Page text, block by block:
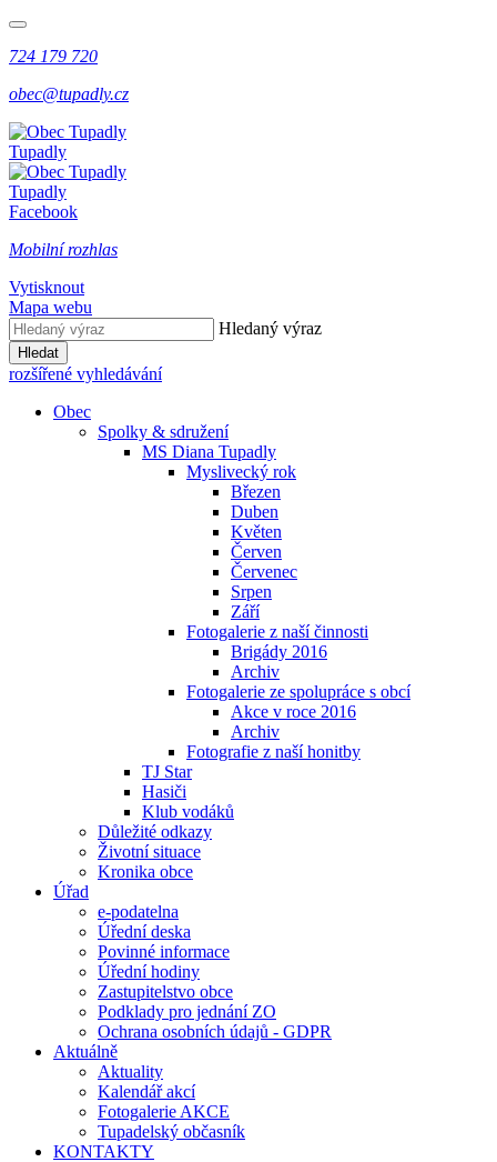
724 179 720
obec@tupadly.cz
Tupadly
Tupadly
Facebook
Mobilní rozhlas
Vytisknout
Mapa webu
Hledaný výraz
Hledat
rozšířené vyhledávání
Obec
Spolky & sdružení
MS Diana Tupadly
Myslivecký rok
Březen
Duben
Květen
Červen
Červenec
Srpen
Září
Fotogalerie z naší činnosti
Brigády 2016
Archiv
Fotogalerie ze spolupráce s obcí
Akce v roce 2016
Archiv
Fotografie z naší honitby
TJ Star
Hasiči
Klub vodáků
Důležité odkazy
Životní situace
Kronika obce
Úřad
e-podatelna
Úřední deska
Povinné informace
Úřední hodiny
Zastupitelstvo obce
Podklady pro jednání ZO
Ochrana osobních údajů - GDPR
Aktuálně
Aktuality
Kalendář akcí
Fotogalerie AKCE
Tupadelský občasník
KONTAKTY